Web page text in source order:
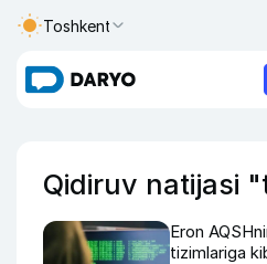
Toshkent
Qidiruv natijasi
Eron
tizimlariga